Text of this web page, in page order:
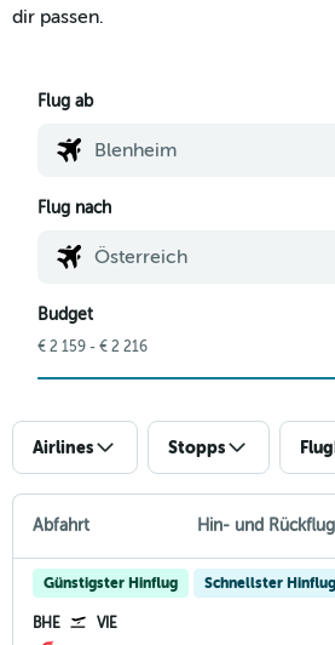
dir passen.
Flug ab
Flug nach
Budget
€ 2 159 - € 2 216
Airlines Stopps
Abfahrt Hin- und Rückflug
Günstigster Hinflug Schnellster Hinflug
BHE VIE